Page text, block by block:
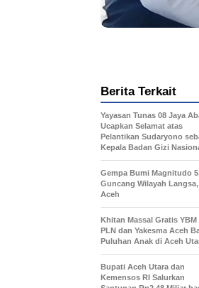
Berita Terkait
Yayasan Tunas 08 Jaya
Ucapkan Selamat atas
Pelantikan Sudaryono
Kepala Badan Gizi
Gempa Bumi Magnitudo
Guncang Wilayah Langsa,
Aceh
Khitan Massal Gratis YBM
PLN dan Yakesma Aceh
Puluhan Anak di Aceh
Bupati Aceh Utara dan
Kemensos RI Salurkan